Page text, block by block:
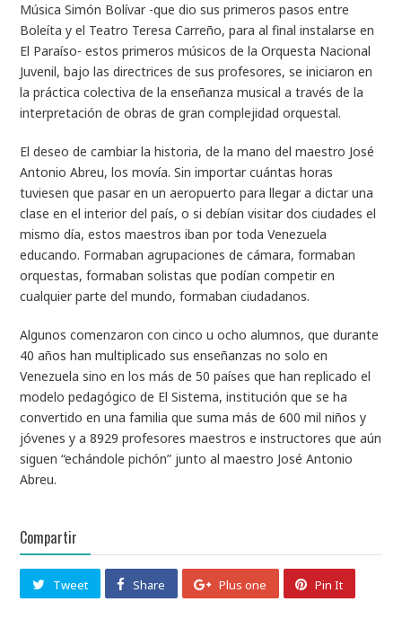
Música Simón Bolívar -que dio sus primeros pasos entre
Boleíta y el Teatro Teresa Carreño, para al final instalarse en
El Paraíso- estos primeros músicos de la Orquesta Nacional
Juvenil, bajo las directrices de sus profesores, se iniciaron en
la práctica colectiva de la enseñanza musical a través de la
interpretación de obras de gran complejidad orquestal.
El deseo de cambiar la historia, de la mano del maestro José
Antonio Abreu, los movía. Sin importar cuántas horas
tuviesen que pasar en un aeropuerto para llegar a dictar una
clase en el interior del país, o si debían visitar dos ciudades el
mismo día, estos maestros iban por toda Venezuela
educando. Formaban agrupaciones de cámara, formaban
orquestas, formaban solistas que podían competir en
cualquier parte del mundo, formaban ciudadanos.
Algunos comenzaron con cinco u ocho alumnos, que durante
40 años han multiplicado sus enseñanzas no solo en
Venezuela sino en los más de 50 países que han replicado el
modelo pedagógico de El Sistema, institución que se ha
convertido en una familia que suma más de 600 mil niños y
jóvenes y a 8929 profesores maestros e instructores que aún
siguen “echándole pichón” junto al maestro José Antonio
Abreu.
Compartir
Tweet Share Plus one Pin It